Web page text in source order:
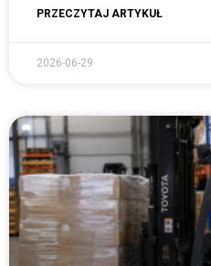
PRZECZYTAJ ARTYKUŁ
2026-06-29